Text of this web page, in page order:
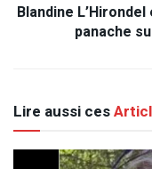
Blandine
panache
Lire aussi ces